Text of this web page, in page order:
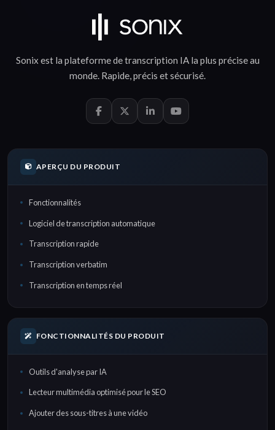
Sonix est la plateforme detranscription IAla plus précise au
monde. Rapide,précis etsécurisé.
APERÇU DU PRODUIT
Fonctionnalités
Logiciel de transcription automatique
Transcription rapide
Transcription verbatim
Transcription en temps réel
FONCTIONNALITÉS DU PRODUIT
Outils d'analyse par IA
Lecteur multimédia optimisé pour le SEO
Ajouter des sous-titres à une vidéo